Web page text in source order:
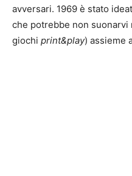
avversari. 1969 è stato
che potrebbe non
giochi print&play) assieme